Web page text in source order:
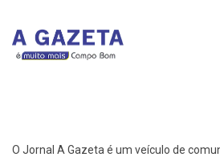
O Jornal A Gazeta é um veículo de